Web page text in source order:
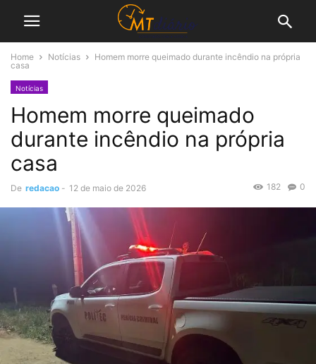
Home Notícias
Homem morre queimado durante incêndio na própria
casa
Notícias
Homem morre queimado
durante incêndio na própria
casa
De redacao - 12 de maio de 2026 0
182